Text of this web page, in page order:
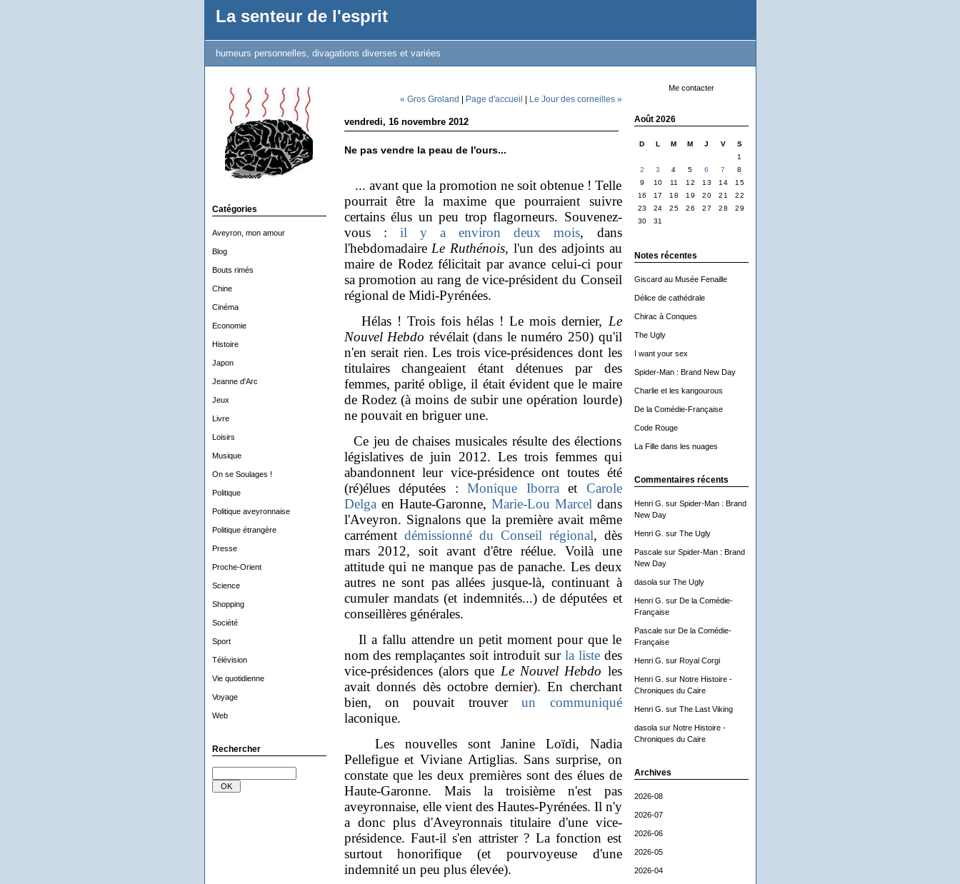
La senteur de l'esprit
humeurs personnelles, divagations diverses et variées
Catégories
Aveyron, mon amour
Blog
Bouts rimés
Chine
Cinéma
Economie
Histoire
Japon
Jeanne d'Arc
Jeux
Livre
Loisirs
Musique
On se Soulages !
Politique
Politique aveyronnaise
Politique étrangère
Presse
Proche-Orient
Science
Shopping
Société
Sport
Télévision
Vie quotidienne
Voyage
Web
Rechercher
Me contacter
Août 2026
D L M M J V
S
1
2
3 4 5 6 7
8
9
10 11 12 13 14
15
16
17 18 19 20 21
22
23
24 25 26 27 28
29
30
31
Notes récentes
Giscard au Musée Fenaille
Délice de cathédrale
Chirac à Conques
The Ugly
I want your sex
Spider-Man : Brand New Day
Charlie et les kangourous
De la Comédie-Française
Code Rouge
La Fille dans les nuages
Commentaires récents
Henri G. sur Spider-Man : Brand
New Day
Henri G. sur The Ugly
Pascalesur Spider-Man : Brand
New Day
dasolasur The Ugly
Henri G. sur De la Comédie-
Française
Pascalesur De la Comédie-
Française
Henri G. sur Royal Corgi
Henri G. sur Notre Histoire -
Chroniques du Caire
Henri G. sur The Last Viking
dasolasur Notre Histoire -
Chroniques du Caire
Archives
2026-08
2026-07
2026-06
2026-05
2026-04
« Gros Groland | Page d'accueil | Le Jour des corneilles »
vendredi, 16 novembre 2012
Ne pas vendre la peau de l'ours...
... avant que la promotion ne soit obtenue ! Telle
pourrait être la maxime que pourraient suivre
certains élus un peu trop flagorneurs. Souvenez-
vous : il y a environ deux mois, dans
l'hebdomadaire Le Ruthénois, l'un des adjoints au
maire de Rodez félicitait par avance celui-ci pour
sa promotion au rang de vice-président du Conseil
régional de Midi-Pyrénées.
Hélas ! Trois fois hélas ! Le mois dernier, Le
Nouvel Hebdo révélait (dans le numéro 250) qu'il
n'en serait rien. Les trois vice-présidences dont les
titulaires changeaient étant détenues par des
femmes, parité oblige, il était évident que le maire
de Rodez (à moins de subir une opération lourde)
ne pouvait en briguer une.
Ce jeu de chaises musicales résulte des élections
législatives de juin 2012. Les trois femmes qui
abandonnent leur vice-présidence ont toutes été
(ré)élues députées : Monique Iborra et Carole
Delga en Haute-Garonne, Marie-Lou Marcel dans
l'Aveyron. Signalons que la première avait même
carrément démissionné du Conseil régional, dès
mars 2012, soit avant d'être réélue. Voilà une
attitude qui ne manque pas de panache. Les deux
autres ne sont pas allées jusque-là, continuant à
cumuler mandats (et indemnités...) de députées et
conseillères générales.
Il a fallu attendre un petit moment pour que le
nom des remplaçantes soit introduit sur la listedes
vice-présidences (alors que Le Nouvel Hebdo les
avait donnés dès octobre dernier). En cherchant
bien, on pouvait trouverun communiqué
laconique.
Les nouvelles sont Janine Loïdi, Nadia
Pellefigue et Viviane Artiglias. Sans surprise, on
constate que les deux premières sont des élues de
Haute-Garonne. Mais la troisième n'est pas
aveyronnaise, elle vient des Hautes-Pyrénées. Il n'y
a donc plus d'Aveyronnais titulaire d'une vice-
présidence. Faut-il s'en attrister ? La fonction est
surtout honorifique (et pourvoyeuse d'une
indemnité un peu plus élevée).